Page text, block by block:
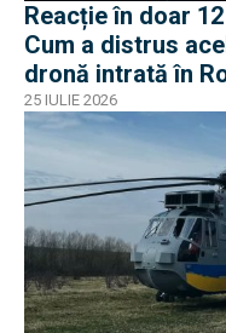
Reacție în doar
Cum a distrus
dronă intrată în
25 IULIE 2026